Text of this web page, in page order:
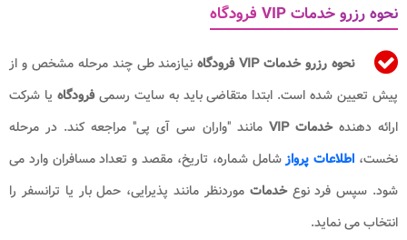
نحوه رزرو خدمات VIP فرودگاه
نحوه رزرو خدمات VIP فرودگاه
نیازمند طی چند مرحله مشخص و از
پیش تعیین شده است. ابتدا متقاضی باید به سایت رسمیفرودگاه یا شرکت
ارائه دهندهخدمات VIP
مانند "واران سی آی پی" مراجعه کند. در مرحله
نخست، اطلاعات پرواز شامل شماره، تاریخ، مقصد و تعداد مسافران وارد می
شود. سپس فرد نوعخدماتموردنظر مانند پذیرایی، حمل بار یا ترانسفر را
انتخاب می نماید.